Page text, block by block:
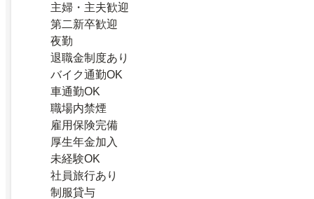
主婦・主夫歓迎
第二新卒歓迎
夜勤
退職金制度あり
バイク通勤OK
車通勤OK
職場内禁煙
雇用保険完備
厚生年金加入
未経験OK
社員旅行あり
制服貸与